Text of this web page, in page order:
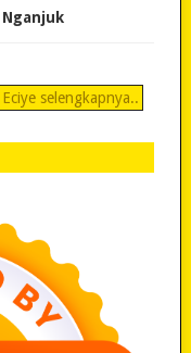
Nganjuk
Eciye selengkapnya..